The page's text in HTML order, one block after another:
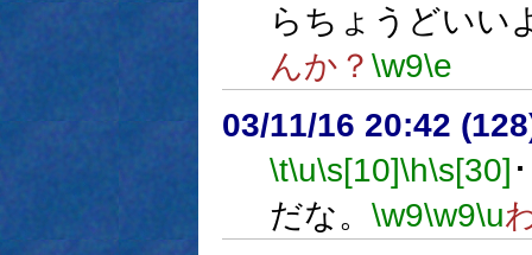
らちょうどいい
んか？ \w9\e
03/11/16 20:42
\t\u\s[10]\h\s[30]
だな。 \w9\w9\u